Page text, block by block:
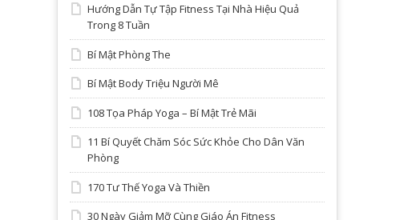
Hướng Dẫn Tự Tập Fitness Tại Nhà Hiệu Quả
Trong 8 Tuần
Bí Mật Phòng The
Bí Mật Body Triệu Người Mê
108 Tọa Pháp Yoga – Bí Mật Trẻ Mãi
11 Bí Quyết Chăm Sóc Sức Khỏe Cho Dân Văn
Phòng
170 Tư Thế Yoga Và Thiền
30 Ngày Giảm Mỡ Cùng Giáo Án Fitness